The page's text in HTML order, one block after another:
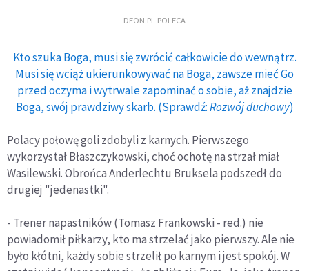
DEON.PL POLECA
Kto szuka Boga, musi się zwrócić całkowicie do wewnątrz.
Musi się wciąż ukierunkowywać na Boga, zawsze mieć Go
przed oczyma i wytrwale zapominać o sobie, aż znajdzie
Boga, swój prawdziwy skarb. (Sprawdź:Rozwój duchowy)
Polacy połowę goli zdobyli z karnych. Pierwszego
wykorzystał Błaszczykowski, choć ochotę na strzał miał
Wasilewski. Obrońca Anderlechtu Bruksela podszedł do
drugiej "jedenastki".
- Trener napastników (Tomasz Frankowski - red.) nie
powiadomił piłkarzy, kto ma strzelać jako pierwszy. Ale nie
było kłótni, każdy sobie strzelił po karnym i jest spokój. W